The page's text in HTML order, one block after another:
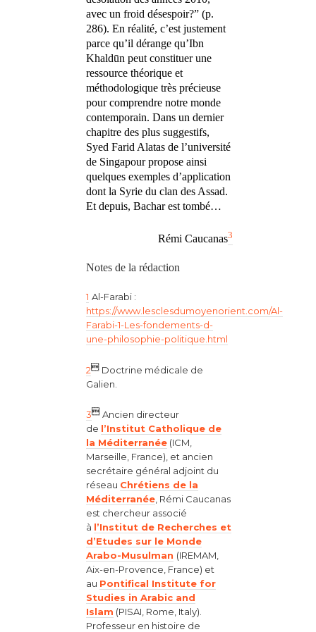
avec un froid désespoir?” (p.
286). En réalité, c’est justement
parce qu’il dérange qu’Ibn
Khaldūn peut constituer une
ressource théorique et
méthodologique très précieuse
pour comprendre notre monde
contemporain. Dans un dernier
chapitre des plus suggestifs,
Syed Farid Alatas de l’université
de Singapour propose ainsi
quelques exemples d’application
dont la Syrie du clan des Assad.
Et depuis, Bachar est tombé…
Rémi Caucanas3
Notes de la rédaction
1 Al-Farabi :
https://www.lesclesdumoyenorient.com/Al-
Farabi-1-Les-fondements-d-
une-philosophie-politique.html
2 Doctrine médicale de
Galien.
3 Ancien directeur
de l’Institut Catholique de
la Méditerranée (ICM,
Marseille, France), et ancien
secrétaire général adjoint du
réseau Chrétiens de la
Méditerranée , Rémi Caucanas
est chercheur associé
à l’Institut de Recherches et
d’Etudes sur le Monde
Arabo-Musulman (IREMAM,
Aix-en-Provence, France) et
au Pontifical Institute for
Studies in Arabic and
Islam (PISAI, Rome, Italy).
Professeur en histoire de